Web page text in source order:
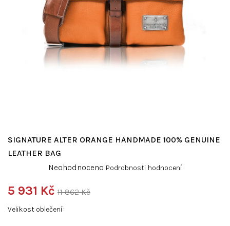
Velikost oblečení
11 862 Kč
5 931 Kč
cena:
SIGNATURE ALTER ORANGE HANDMADE 100% GENUINE
LEATHER BAG
produktu
je
0,0
Neohodnoceno Podrobnosti hodnocení